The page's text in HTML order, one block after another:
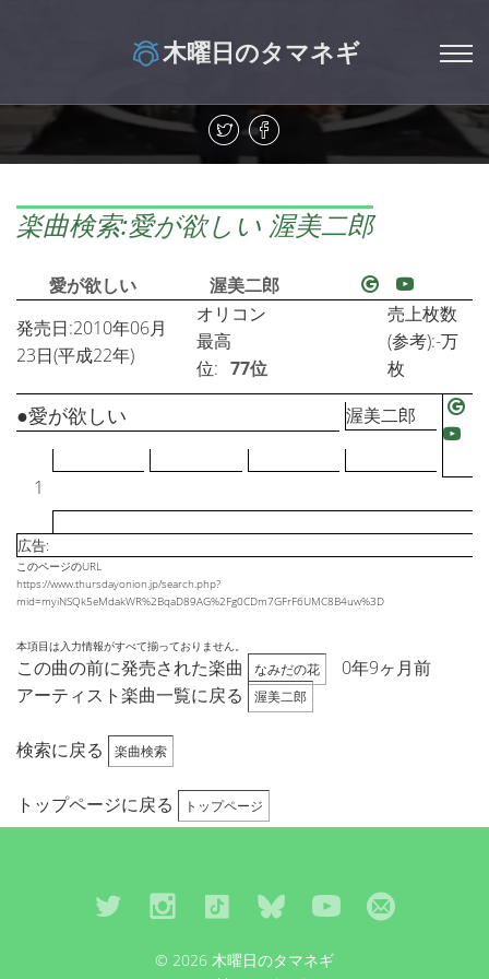
木曜日のタマネギ
楽曲検索:愛が欲しい 渥美二郎
愛が欲しい
渥美二郎
発売日:2010年06月
23日(平成22年)
オリコン
最高
位: 77位
売上枚数
(参考):-万
枚
1
●愛が欲しい 渥美二郎
広告:
このページのURL
https://www.thursdayonion.jp/search.php?
mid=myiNSQk5eMdakWR%2BqaD89AG%2Fg0CDm7GFrF6UMC8B4uw%3D
本項目は入力情報がすべて揃っておりません。
この曲の前に発売された楽曲 なみだの花
0年9ヶ月前
アーティスト楽曲一覧に戻る
渥美二郎
検索に戻る 楽曲検索
トップページに戻る トップページ
© 2026 木曜日のタマネギ